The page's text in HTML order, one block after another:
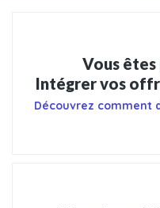
Vous
Intégrer vos
Découvrez comment